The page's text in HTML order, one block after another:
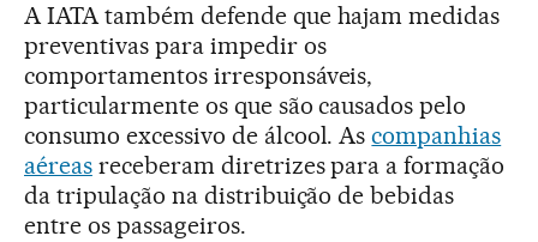
A IATA também defende que hajam medidas
preventivas para impedir os
comportamentos irresponsáveis,
particularmente os que são causados pelo
consumo excessivo de álcool. Ascompanhias
aéreasreceberam diretrizes para a formação
da tripulação na distribuição de bebidas
entre os passageiros.